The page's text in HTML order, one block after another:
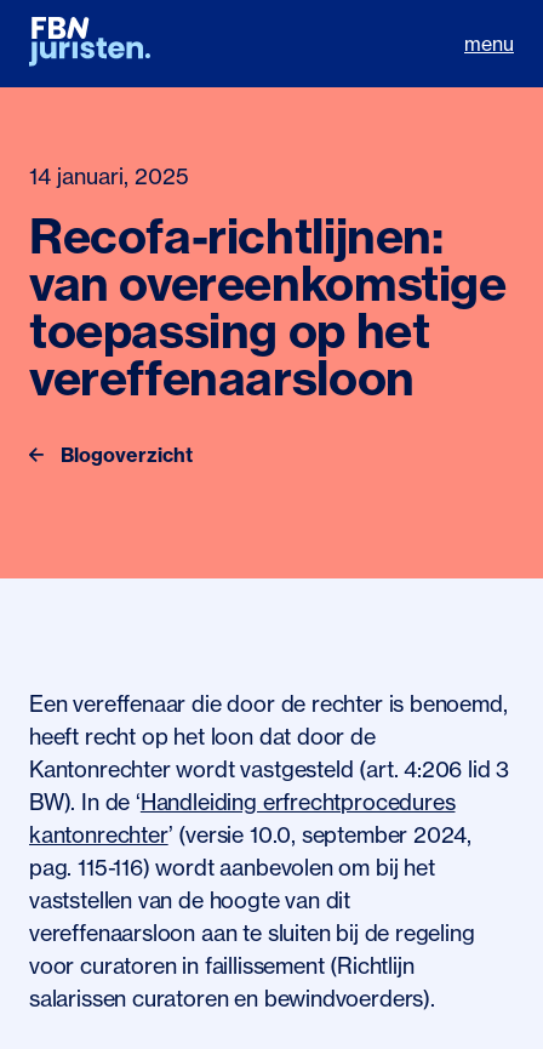
menu
14 januari, 2025
Recofa-richtlijnen:
van overeenkomstige
toepassing op het
vereffenaarsloon
Blogoverzicht
Een vereffenaar die door de rechter is benoemd,
heeft recht op het loon dat door de
Kantonrechter wordt vastgesteld (art. 4:206 lid 3
BW). In de ‘Handleiding erfrechtprocedures
kantonrechter’ (versie 10.0, september 2024,
pag. 115-116) wordt aanbevolen om bij het
vaststellen van de hoogte van dit
vereffenaarsloon aan te sluiten bij de regeling
voor curatoren in faillissement (Richtlijn
salarissen curatoren en bewindvoerders).